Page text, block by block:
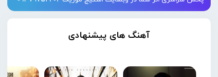
آهنگ های پیشنهادی